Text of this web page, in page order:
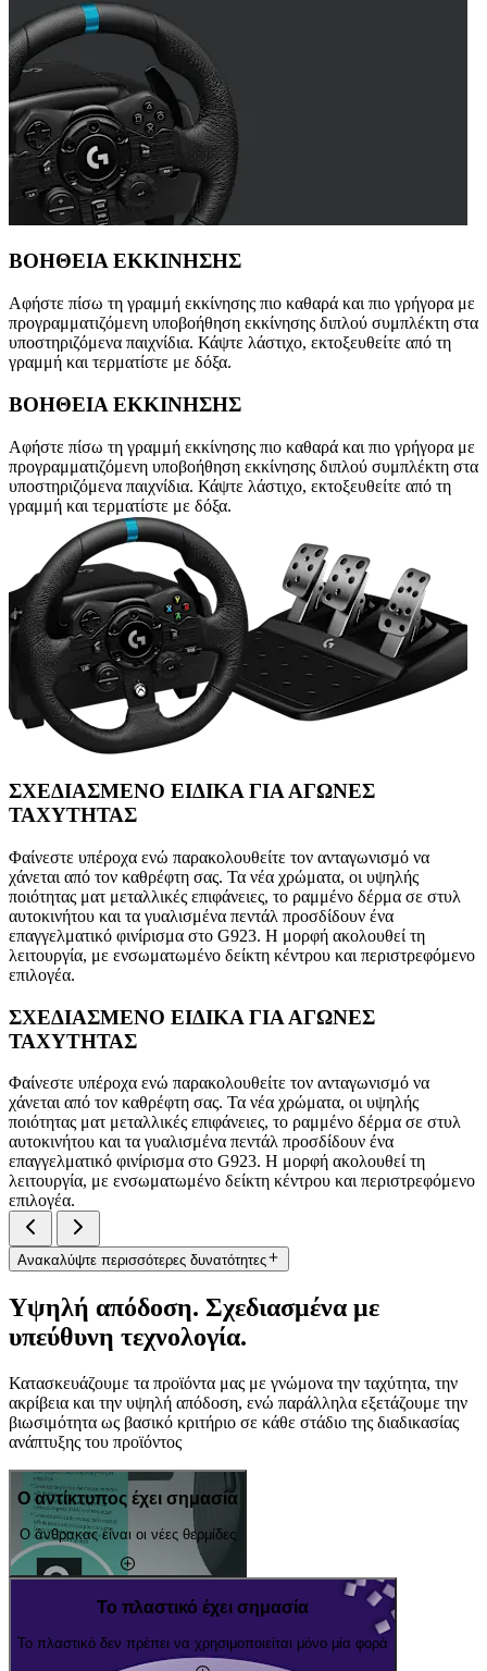
ΒΟΗΘΕΙΑ ΕΚΚΙΝΗΣΗΣ
Αφήστε πίσω τη γραμμή εκκίνησης πιο καθαρά και πιο γρήγορα με
προγραμματιζόμενη υποβοήθηση εκκίνησης διπλού συμπλέκτη στα
υποστηριζόμενα παιχνίδια. Κάψτε λάστιχο, εκτοξευθείτε από τη
γραμμή και τερματίστε με δόξα.
ΒΟΗΘΕΙΑ ΕΚΚΙΝΗΣΗΣ
Αφήστε πίσω τη γραμμή εκκίνησης πιο καθαρά και πιο γρήγορα με
προγραμματιζόμενη υποβοήθηση εκκίνησης διπλού συμπλέκτη στα
υποστηριζόμενα παιχνίδια. Κάψτε λάστιχο, εκτοξευθείτε από τη
γραμμή και τερματίστε με δόξα.
ΣΧΕΔΙΑΣΜΕΝΟ ΕΙΔΙΚΑ ΓΙΑ ΑΓΩΝΕΣ
ΤΑΧΥΤΗΤΑΣ
Φαίνεστε υπέροχα ενώ παρακολουθείτε τον ανταγωνισμό να
χάνεται από τον καθρέφτη σας. Τα νέα χρώματα, οι υψηλής
ποιότητας ματ μεταλλικές επιφάνειες, το ραμμένο δέρμα σε στυλ
αυτοκινήτου και τα γυαλισμένα πεντάλ προσδίδουν ένα
επαγγελματικό φινίρισμα στο G923. Η μορφή ακολουθεί τη
λειτουργία, με ενσωματωμένο δείκτη κέντρου και περιστρεφόμενο
επιλογέα.
ΣΧΕΔΙΑΣΜΕΝΟ ΕΙΔΙΚΑ ΓΙΑ ΑΓΩΝΕΣ
ΤΑΧΥΤΗΤΑΣ
Φαίνεστε υπέροχα ενώ παρακολουθείτε τον ανταγωνισμό να
χάνεται από τον καθρέφτη σας. Τα νέα χρώματα, οι υψηλής
ποιότητας ματ μεταλλικές επιφάνειες, το ραμμένο δέρμα σε στυλ
αυτοκινήτου και τα γυαλισμένα πεντάλ προσδίδουν ένα
επαγγελματικό φινίρισμα στο G923. Η μορφή ακολουθεί τη
λειτουργία, με ενσωματωμένο δείκτη κέντρου και περιστρεφόμενο
επιλογέα.
Ανακαλύψτε περισσότερες δυνατότητες
Υψηλή απόδοση. Σχεδιασμένα με
υπεύθυνη τεχνολογία.
Κατασκευάζουμε τα προϊόντα μας με γνώμονα την ταχύτητα, την
ακρίβεια και την υψηλή απόδοση, ενώ παράλληλα εξετάζουμε την
βιωσιμότητα ως βασικό κριτήριο σε κάθε στάδιο της διαδικασίας
ανάπτυξης του προϊόντος
Ο αντίκτυπος έχει σημασία
Ο άνθρακας είναι οι νέες θερμίδες
Το πλαστικό έχει σημασία
Το πλαστικό δεν πρέπει να χρησιμοποιείται μόνο μία φορά